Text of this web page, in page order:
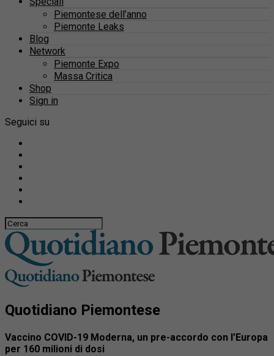
Piemontese dell’anno
Piemonte Leaks
Blog
Network
Piemonte Expo
Massa Critica
Shop
Sign in
Seguici su
Quotidiano Piemontese
Vaccino COVID-19 Moderna, un pre-accordo con l’Europa
per 160 milioni di dosi